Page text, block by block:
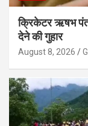
क्रिकेटर ऋषभ पंत
देने की गुहार
August 8, 2026